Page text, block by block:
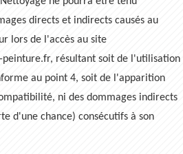
directs et indirects causés au
lors de l'accès au site
résultant soit de l'utilisation
au point 4, soit de l'apparition
ni des dommages indirects
d'une chance) consécutifs à son